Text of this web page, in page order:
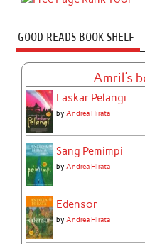
GOOD READS BOOK SHELF
Amril's
Laskar Pelangi
byAndrea Hirata
Sang Pemimpi
byAndrea Hirata
Edensor
byAndrea Hirata